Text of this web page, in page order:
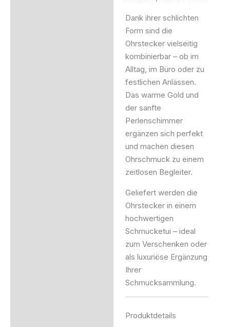
Dank ihrer schlichten
Form sind die
Ohrstecker vielseitig
kombinierbar – ob im
Alltag, im Büro oder zu
festlichen Anlässen.
Das warme Gold und
der sanfte
Perlenschimmer
ergänzen sich perfekt
und machen diesen
Ohrschmuck zu einem
zeitlosen Begleiter.
Geliefert werden die
Ohrstecker in einem
hochwertigen
Schmucketui – ideal
zum Verschenken oder
als luxuriöse Ergänzung
Ihrer
Schmucksammlung.
Produktdetails